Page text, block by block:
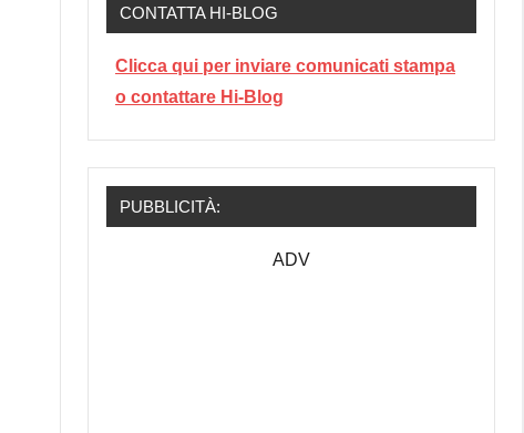
CONTATTA HI-BLOG
Clicca qui per inviare comunicati stampa
o contattare Hi-Blog
PUBBLICITÀ:
ADV